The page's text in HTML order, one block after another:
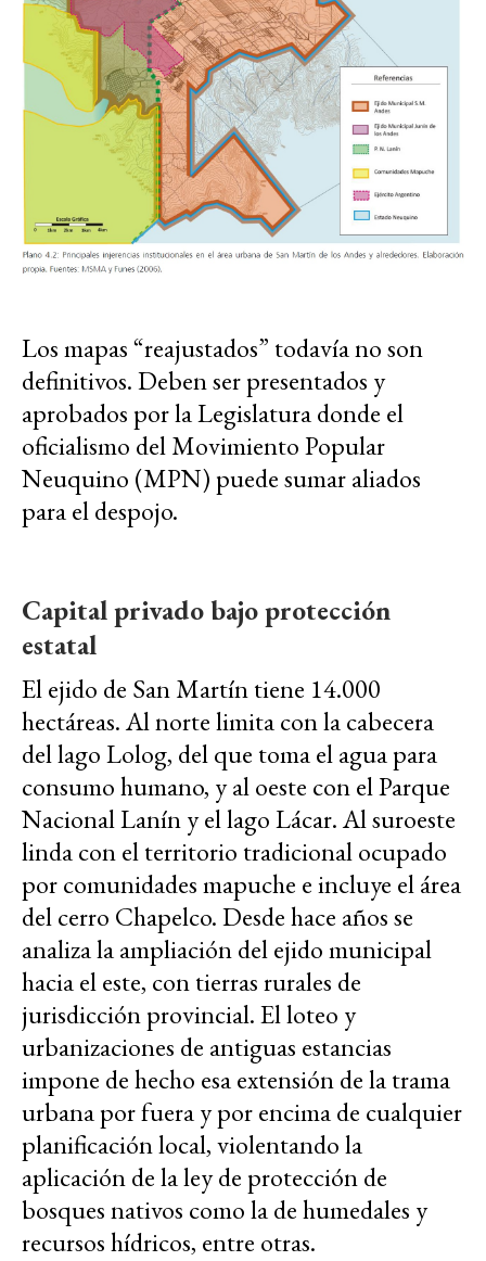
Los mapas “reajustados” todavía no son
definitivos. Deben ser presentados y
aprobados por la Legislatura donde el
oficialismo del Movimiento Popular
Neuquino (MPN) puede sumar aliados
para el despojo.
Capital privado bajo protección
estatal
El ejido de San Martín tiene 14.000
hectáreas. Al norte limita con la cabecera
del lago Lolog, del que toma el agua para
consumo humano, y al oeste con el Parque
Nacional Lanín y el lago Lácar. Al suroeste
linda con el territorio tradicional ocupado
por comunidades mapuche e incluye el área
del cerro Chapelco. Desde hace años se
analiza la ampliación del ejido municipal
hacia el este, con tierras rurales de
jurisdicción provincial. El loteo y
urbanizaciones de antiguas estancias
impone de hecho esa extensión de la trama
urbana por fuera y por encima de cualquier
planificación local, violentando la
aplicación de la ley de protección de
bosques nativos como la de humedales y
recursos hídricos, entre otras.